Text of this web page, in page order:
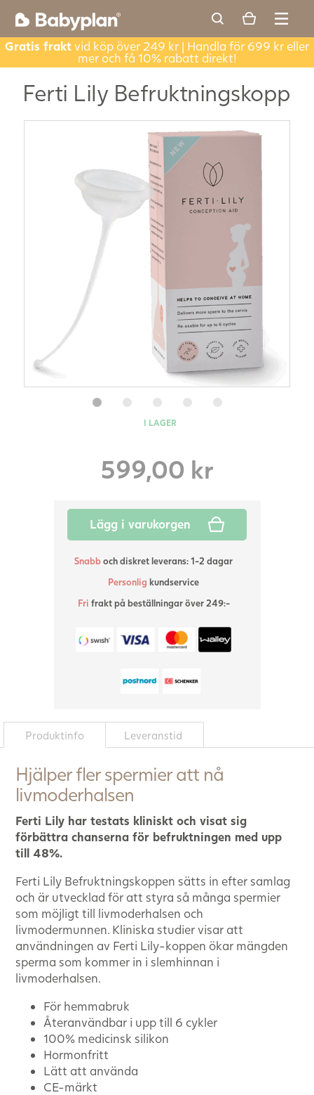
Gratis fraktvid köp över 249 kr | Handla för 699 kr eller
mer och få 10% rabatt direkt!
Ferti Lily Befruktningskopp
I LAGER
599,00 kr
Lägg i varukorgen
Snabboch diskret leverans: 1-2 dagar
Personlig kundservice
Fri frakt på beställningar över 249:-
Produktinfo Leveranstid
Hjälper fler spermier att nå
livmoderhalsen
Ferti Lily har testats kliniskt och visat sig
förbättra chanserna för befruktningen med upp
till 48%.
Ferti Lily Befruktningskoppen sätts in efter samlag
och är utvecklad för att styra så många spermier
som möjligt till livmoderhalsen och
livmodermunnen. Kliniska studier visar att
användningen av Ferti Lily-koppen ökar mängden
sperma som kommer in i slemhinnan i
livmoderhalsen.
För hemmabruk
Återanvändbar i upp till 6 cykler
100% medicinsk silikon
Hormonfritt
Lätt att använda
CE-märkt